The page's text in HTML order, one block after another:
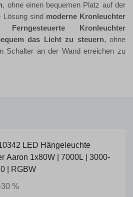
, ohne einen bequemen Platz auf der
Lösung sind moderne Kronleuchter
Ferngesteuerte Kronleuchter
das Licht zu steuern, ohne
Schalter an der Wand erreichen zu
LED Hängeleuchte
Aaron 1x80W | 7000L | 3000-
| RGBW
%